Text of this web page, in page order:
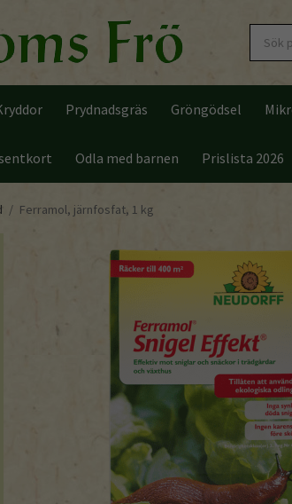
Prydnadsgräs Gröngödsel
Odla med barnen Prislista 2026
/ Ferramol, järnfosfat, 1 kg